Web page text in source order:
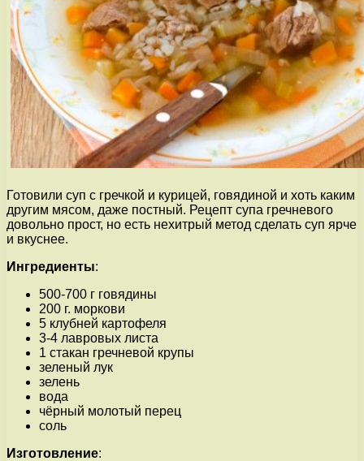
Готовили суп с гречкой и курицей, говядиной и хоть каким
другим мясом, даже постный. Рецепт супа гречневого
довольно прост, но есть нехитрый метод сделать суп ярче
и вкуснее.
Ингредиенты:
500-700 г говядины
200 г. моркови
5 клубней картофеля
3-4 лавровых листа
1 стакан гречневой крупы
зеленый лук
зелень
вода
чёрный молотый перец
соль
Изготовление: